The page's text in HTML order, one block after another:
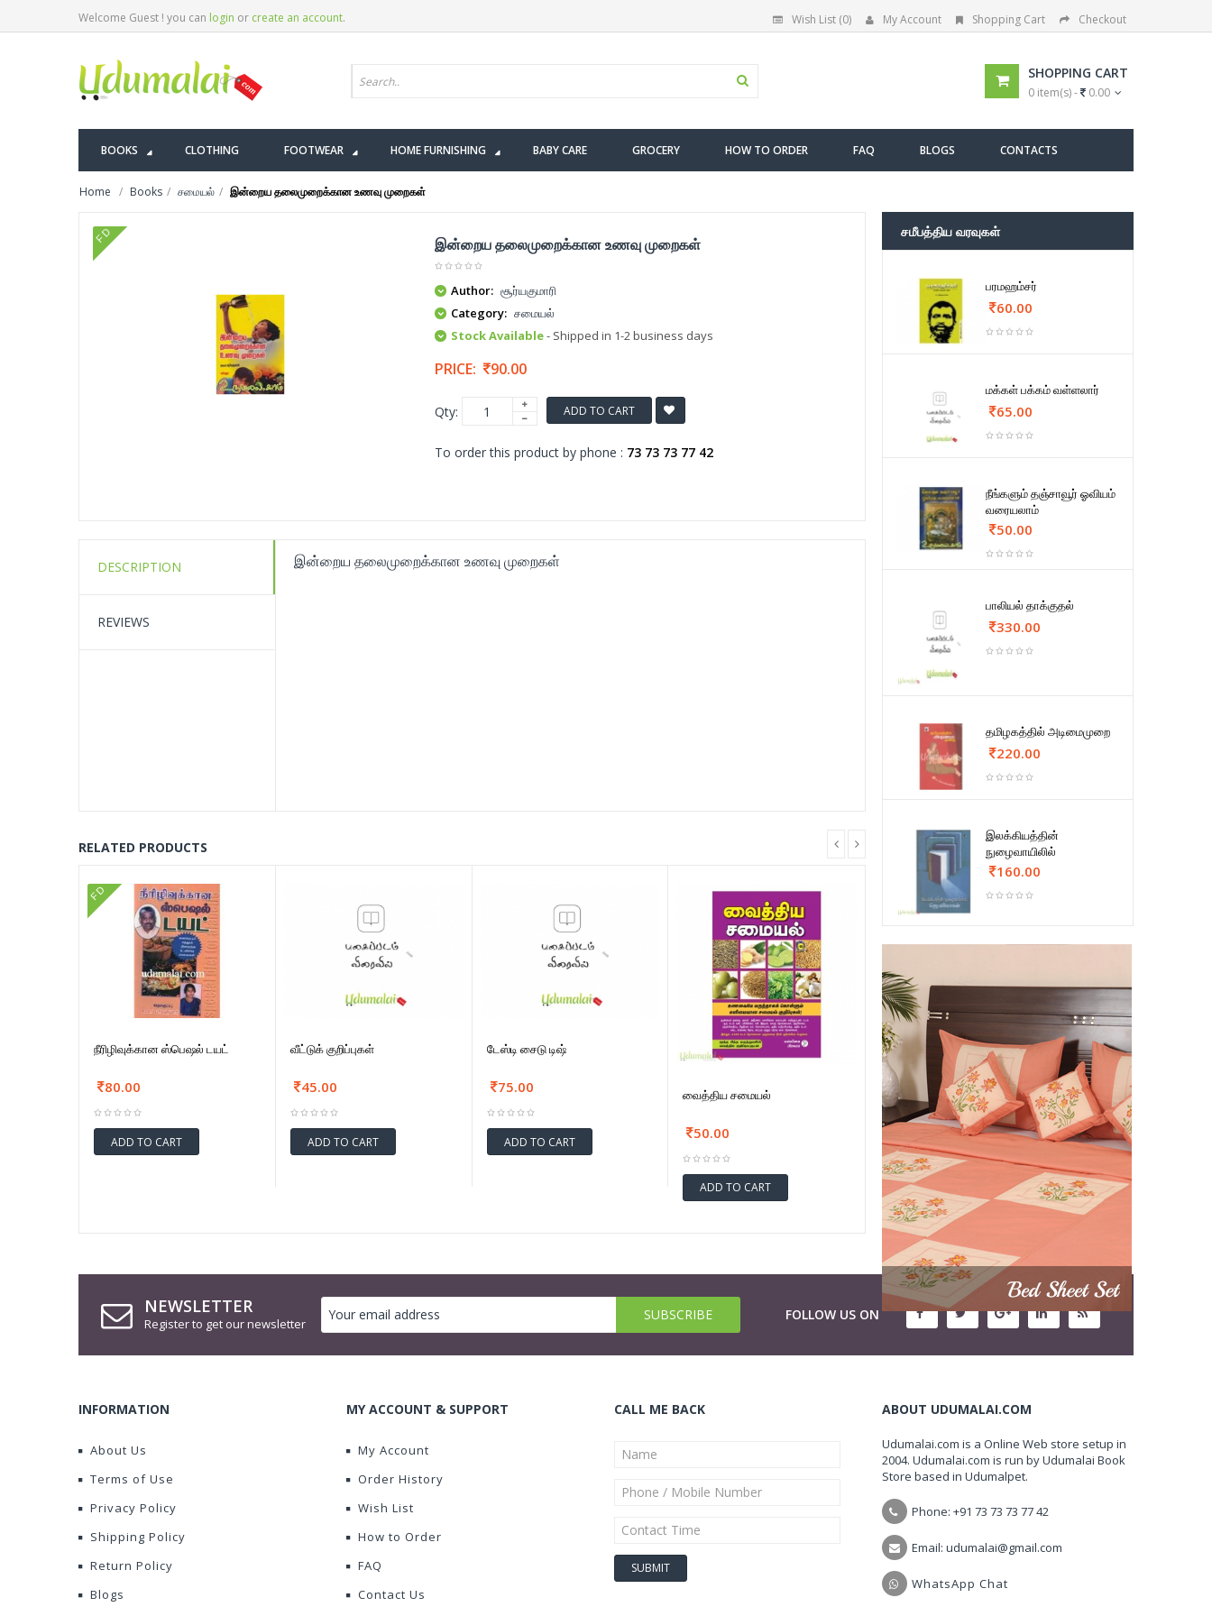
Welcome Guest ! you can login or create an account. Wish List (0) My Account Shopping Cart Checkout
SHOPPING CART
0 item(s) - 0.00
BOOKS CLOTHING FOOTWEAR HOME FURNISHING BABY CARE GROCERY HOW TO ORDER FAQ BLOGS CONTACTS
Home Books சமையல் இன்றைய தலைமுறைக்கான உணவு முறைகள்
FD இன்றைய தலைமுறைக்கான உணவு முறைகள்
Author: சூர்யகுமாரி
Category: சமையல்
Stock Available- Shipped in 1-2 business days
PRICE: 90.00
Qty: ADD TO CART
To order this product by phone : 73 73 73 77 42
DESCRIPTION
REVIEWS
இன்றைய தலைமுறைக்கான உணவு முறைகள்
RELATED PRODUCTS
FD
நீரிழிவுக்கான ஸ்பெஷல் டயட்
80.00
ADD TO CART
வீட்டுக் குறிப்புகள்
45.00
ADD TO CART
டேஸ்டி சைடு டிஷ்
75.00
ADD TO CART
வைத்திய சமையல்
50.00
ADD TO CART
சமீபத்திய வரவுகள்
பரமஹம்சர்
60.00
மக்கள் பக்கம் வள்ளலார்
65.00
நீங்களும் தஞ்சாவூர் ஓவியம்
வரையலாம்
50.00
பாலியல் தாக்குதல்
330.00
தமிழகத்தில் அடிமைமுறை
220.00
இலக்கியத்தின்
நுழைவாயிலில்
160.00
NEWSLETTER
Register to get our newsletter
FOLLOW US ON
INFORMATION
About Us
Terms of Use
Privacy Policy
Shipping Policy
Return Policy
Blogs
MY ACCOUNT & SUPPORT
My Account
Order History
Wish List
How to Order
FAQ
Contact Us
CALL ME BACK ABOUT UDUMALAI.COM
Udumalai.com is a Online Web store setup in
2004. Udumalai.com is run by Udumalai Book
Store based in Udumalpet.
Phone: +91 73 73 73 77 42
Email: udumalai@gmail.com
WhatsApp Chat